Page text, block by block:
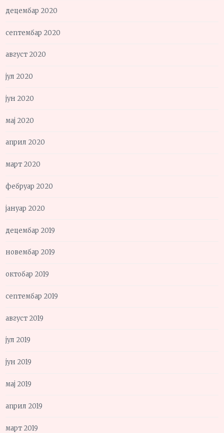
децембар 2020
септембар 2020
август 2020
јул 2020
јун 2020
мај 2020
април 2020
март 2020
фебруар 2020
јануар 2020
децембар 2019
новембар 2019
октобар 2019
септембар 2019
август 2019
јул 2019
јун 2019
мај 2019
април 2019
март 2019